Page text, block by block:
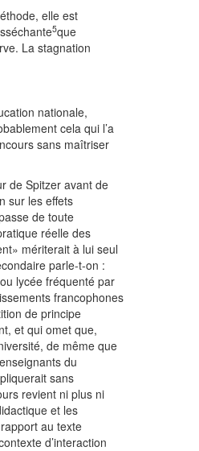
elle est
5que
La stagnation
nationale,
cela qui l’a
sans maîtriser
de Spitzer avant de
sur les effets
de toute
réelle des
mériterait à lui seul
parle-t-on :
lycée fréquenté par
francophones
de principe
et qui omet que,
de même que
du
sans
revient ni plus ni
et les
au texte
d’interaction